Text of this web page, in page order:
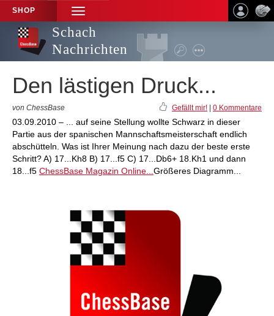
SHOP
TOGGLE
NAVIGATION
Schach
Nachrichten
Den lästigen Druck...
von ChessBase Gefällt mir! 0 Kommentare
03.09.2010 – ... auf seine Stellung wollte Schwarz in dieser
Partie aus der spanischen Mannschaftsmeisterschaft endlich
abschütteln. Was ist Ihrer Meinung nach dazu der beste erste
Schritt? A) 17...Kh8 B) 17...f5 C) 17...Db6+ 18.Kh1 und dann
18...f5 ChessBase Magazin Online... Größeres Diagramm...